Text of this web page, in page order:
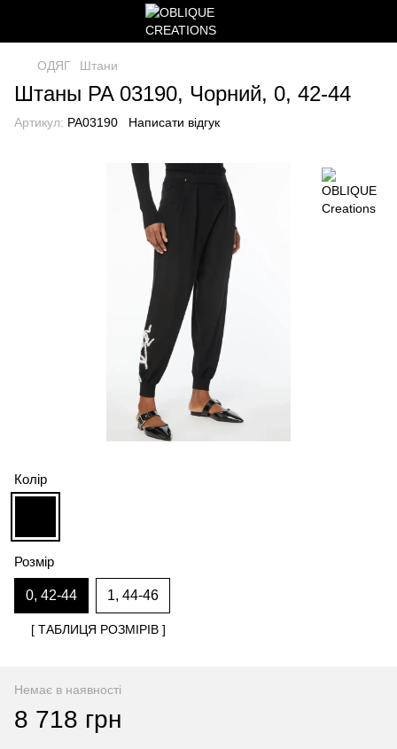
ОДЯГ Штани
Штаны PA 03190, Чорний, 0, 42-44
Артикул: PA03190 Написати відгук
Колір
Розмір
0, 42-44 1, 44-46
[ ТАБЛИЦЯ РОЗМІРІВ ]
Немає в наявності
8 718 грн